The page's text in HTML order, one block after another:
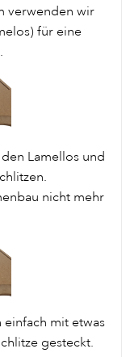
verwenden wir
für eine
Lamellos und
nicht mehr
mit etwas
gesteckt.